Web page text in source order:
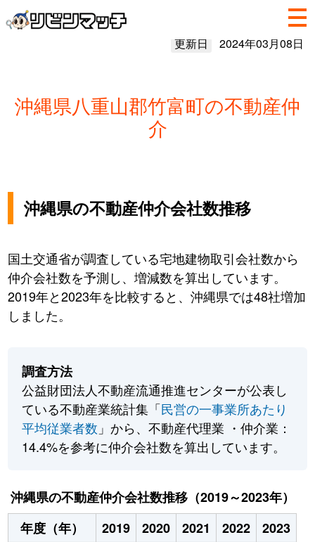
更新日 2024年03月08日
沖縄県八重山郡竹富町の不動産仲
介
沖縄県の不動産仲介会社数推移
国土交通省が調査している宅地建物取引会社数から
仲介会社数を予測し、増減数を算出しています。
2019年と2023年を比較すると、沖縄県では48社増加
しました。
調査方法
公益財団法人不動産流通推進センターが公表し
ている不動産業統計集「民営の一事業所あたり
平均従業者数 」から、不動産代理業 ・仲介業：
14.4%を参考に仲介会社数を算出しています。
沖縄県の不動産仲介会社数推移（2019～2023年）
年度（年）
2019 2020 2021 2022
2023